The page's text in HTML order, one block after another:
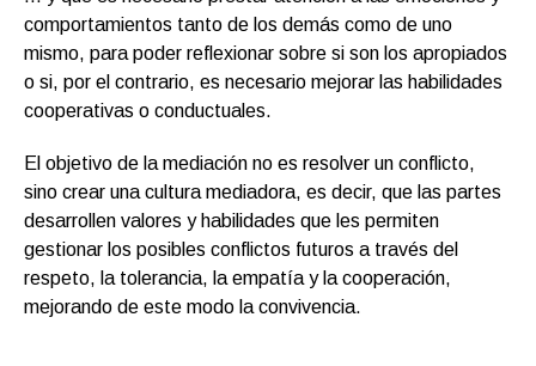
comportamientos tanto de los demás como de uno
mismo, para poder reflexionar sobre si son los apropiados
o si, por el contrario, es necesario mejorar las habilidades
cooperativas o conductuales.
El objetivo de la mediación no es resolver un conflicto,
sino crear una cultura mediadora, es decir, que las partes
desarrollen valores y habilidades que les permiten
gestionar los posibles conflictos futuros a través del
respeto, la tolerancia, la empatía y la cooperación,
mejorando de este modo la convivencia.